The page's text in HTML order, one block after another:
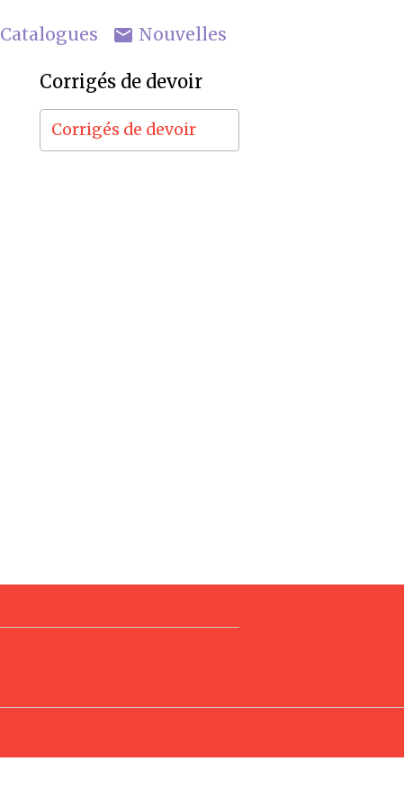
Catalogues Nouvelles
Corrigés de devoir
Corrigés de devoir